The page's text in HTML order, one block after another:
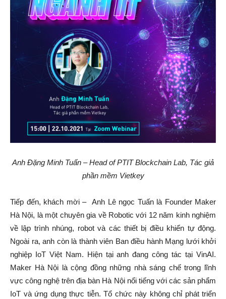
Anh Đặng Minh Tuấn –Head of PTIT Blockchain Lab, Tác giả
phần mềm Vietkey
Tiếp đến, khách mời – Anh Lê ngọc Tuấn là Founder Maker
Hà Nội, là một chuyên gia về Robotic với 12 năm kinh nghiệm
về lập trình nhúng, robot và các thiết bị điều khiển tự động.
Ngoài ra, anh còn là thành viên Ban điều hành Mạng lưới khởi
nghiệp IoT Việt Nam. Hiện tại anh đang công tác tại VinAI.
Maker Hà Nội là cộng đồng những nhà sáng chế trong lĩnh
vực công nghệ trên địa bàn Hà Nội nổi tiếng với các sản phẩm
IoT và ứng dụng thực tiễn. Tổ chức này không chỉ phát triển